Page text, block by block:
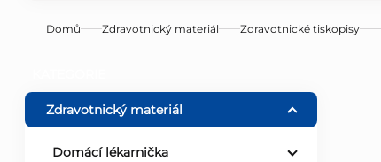
Domů Zdravotnický materiál Zdravotnické tiskopisy
o Zdravotnický materiál
Domácí lékarnička